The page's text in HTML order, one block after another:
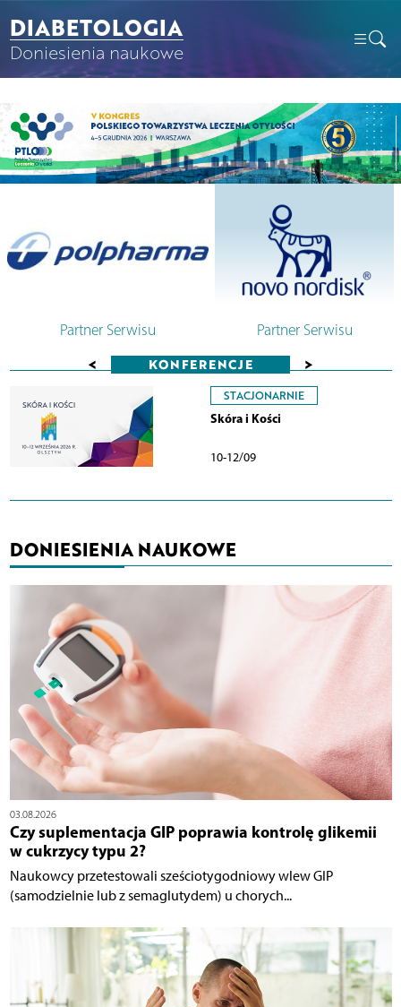
DIABETOLOGIA
Doniesienia naukowe
Partner Serwisu Partner Serwisu
< KONFERENCJE >
STACJONARNIE
Skóra i Kości
10-12/09
DONIESIENIA NAUKOWE
03.08.2026
Czy suplementacja GIP poprawia kontrolę glikemii
w cukrzycy typu 2?
Naukowcy przetestowali sześciotygodniowy wlew GIP
(samodzielnie lub z semaglutydem) u chorych...